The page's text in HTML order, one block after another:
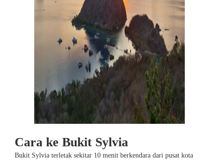
Cara ke Bukit Sylvia
Bukit Sylvia terletak sekitar 10 menit berkendara dari pusat kota